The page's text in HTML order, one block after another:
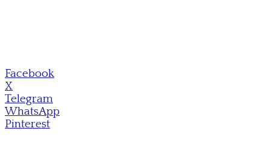
Facebook
X
Telegram
WhatsApp
Pinterest